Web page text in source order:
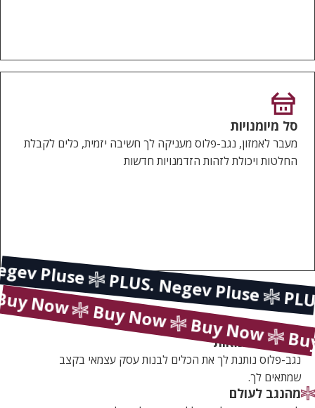
סל מיומנויות
מעבר לאמזון, נגב-פלוס מעניקה לך חשיבה יזמית, כלים לקבלת
החלטות ויכולת לזהות הזדמנויות חדשות
PLUS. Negev Pluse
Pluse
Buy Now
Buy Now
Buy Now
לצאת לעצמאות
נגב-פלוס נותנת לך את הכלים לבנות עסק עצמאי בקצב
שמתאים לך.
מהנגב לעולם